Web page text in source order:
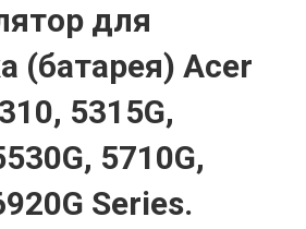
для
(батарея) Acer
5315G,
5710G,
Series.